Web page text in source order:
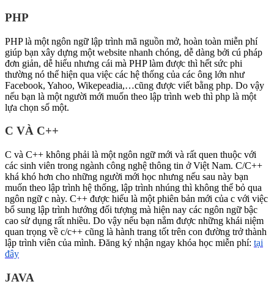
PHP
PHP là một ngôn ngữ lập trình mã nguồn mở, hoàn toàn miễn phí
giúp bạn xây dựng một website nhanh chóng, dễ dàng bởi cú pháp
đơn giản, dễ hiểu nhưng cái mà PHP làm được thì hết sức phi
thường nó thể hiện qua việc các hệ thống của các ông lớn như
Facebook, Yahoo, Wikepeadia,…cũng được viết bằng php. Do vậy
nếu bạn là một người mới muốn theo lập trình web thì php là một
lựa chọn số một.
C VÀ C++
C và C++ không phải là một ngôn ngữ mới và rất quen thuộc với
các sinh viên trong ngành công nghệ thông tin ở Việt Nam. C/C++
khá khó hơn cho những người mới học nhưng nếu sau này bạn
muốn theo lập trình hệ thống, lập trình nhúng thì không thể bỏ qua
ngôn ngữ c này. C++ được hiểu là một phiên bản mới của c với việc
bổ sung lập trình hướng đối tượng mà hiện nay các ngôn ngữ bậc
cao sử dụng rất nhiều. Do vậy nếu bạn nắm được những khái niệm
quan trọng về c/c++ cũng là hành trang tốt trên con đường trở thành
lập trình viên của mình. Đăng ký nhận ngay khóa học miễn phí: tại
đây
JAVA